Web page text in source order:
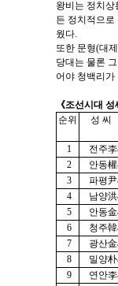
왕비는 정치
든 정치적으
웠다.
또한 문형(대
당대는 물론
어야 청백리가
《조선시대
순위
성 씨
1 전주李
2
안동權
3
파평尹
4
남양洪
5
안동金
6
청주韓
7
광산金
8
밀양朴
9
연안李